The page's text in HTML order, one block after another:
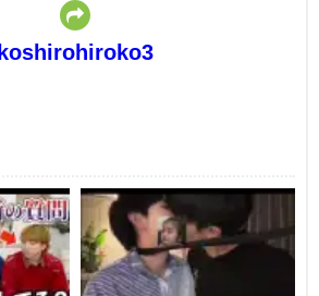
koshirohiroko3